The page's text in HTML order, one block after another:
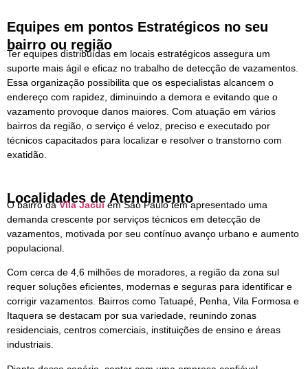
Equipes em pontos Estratégicos no seu
bairro ou região
Ter equipes distribuídas em locais estratégicos assegura um
suporte mais ágil e eficaz no trabalho de detecção de vazamentos.
Essa organização possibilita que os especialistas alcancem o
endereço com rapidez, diminuindo a demora e evitando que o
vazamento provoque danos maiores. Com atuação em vários
bairros da região, o serviço é veloz, preciso e executado por
técnicos capacitados para localizar e resolver o transtorno com
exatidão.
Localidades de Atendimento
O bairro daVila Jacui em São Paulo tem apresentado uma
demanda crescente por serviços técnicos em detecção de
vazamentos, motivada por seu contínuo avanço urbano e aumento
populacional.
Com cerca de 4,6 milhões de moradores, a região da zona sul
requer soluções eficientes, modernas e seguras para identificar e
corrigir vazamentos. Bairros como Tatuapé, Penha, Vila Formosa e
Itaquera se destacam por sua variedade, reunindo zonas
residenciais, centros comerciais, instituições de ensino e áreas
industriais.